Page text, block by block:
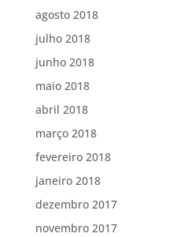
agosto 2018
julho 2018
junho 2018
maio 2018
abril 2018
março 2018
fevereiro 2018
janeiro 2018
dezembro 2017
novembro 2017